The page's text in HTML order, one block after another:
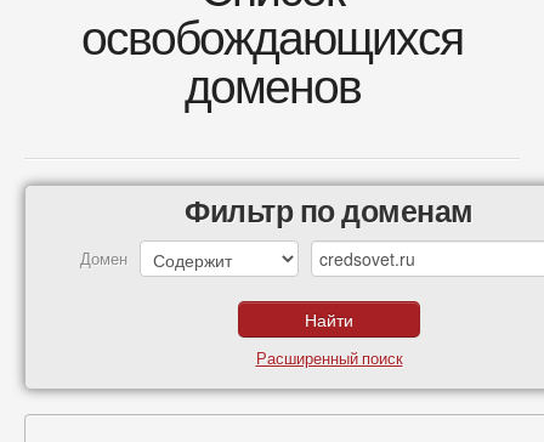
освобождающихся
доменов
Фильтр по доменам
Домен
Расширенный поиск